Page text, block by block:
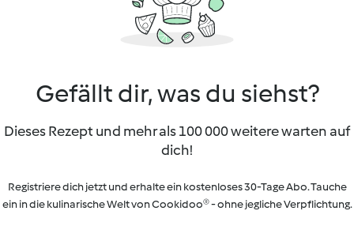
Gefällt dir, was du siehst?
Dieses Rezept und mehr als 100 000 weitere warten auf
dich!
Registriere dich jetzt und erhalte ein kostenloses 30-Tage Abo. Tauche
ein in die kulinarische Welt von Cookidoo® - ohne jegliche Verpflichtung.